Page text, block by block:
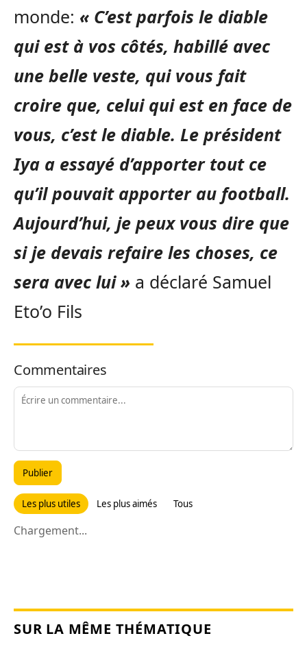
monde: « C’est parfois le diable
qui est à vos côtés, habillé avec
une belle veste, qui vous fait
croire que, celui qui est en face de
vous, c’est le diable. Le président
Iya a essayé d’apporter tout ce
qu’il pouvait apporter au football.
Aujourd’hui, je peux vous dire que
si je devais refaire les choses, ce
sera avec lui » a déclaré Samuel
Eto’o Fils
Commentaires
Publier
Les plus utiles Les plus aimés Tous
Chargement...
SUR LA MÊME THÉMATIQUE